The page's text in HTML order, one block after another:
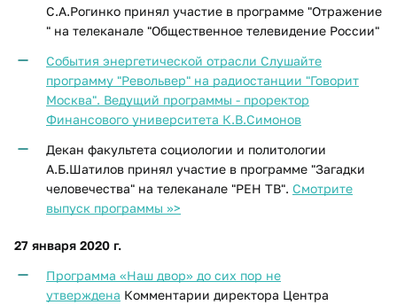
С.А.Рогинко принял участие в программе "Отражение
" на телеканале "Общественное телевидение России"
События энергетической отрасли Слушайте
программу "Револьвер" на радиостанции "Говорит
Москва". Ведущий программы - проректор
Финансового университета К.В.Симонов
Декан факультета социологии и политологии
А.Б.Шатилов принял участие в программе "Загадки
человечества" на телеканале "РЕН ТВ". Смотрите
выпуск программы >>>
27 января 2020 г.
Программа «Наш двор» до сих пор не
утверждена Комментарии директора Центра